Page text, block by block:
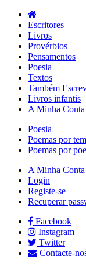
Escritores
Livros
Provérbios
Pensamentos
Poesia
Textos
Também
Livros infantis
A Minha Conta
Poesia
Poemas por
Poemas por
A Minha Conta
Login
Registe-se
Recuperar
Facebook
Instagram
Twitter
Contacte-